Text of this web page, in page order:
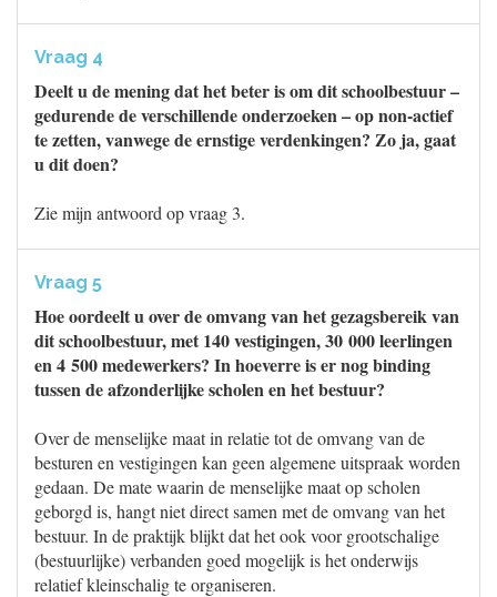
Vraag 4
Deelt u de mening dat het beter is om dit schoolbestuur –
gedurende de verschillende onderzoeken – op non-actief
te zetten, vanwege de ernstige verdenkingen? Zo ja, gaat
u dit doen?
Zie mijn antwoord op vraag 3.
Vraag 5
Hoe oordeelt u over de omvang van het gezagsbereik van
dit schoolbestuur, met 140 vestigingen, 30 000 leerlingen
en 4 500 medewerkers? In hoeverre is er nog binding
tussen de afzonderlijke scholen en het bestuur?
Over de menselijke maat in relatie tot de omvang van de
besturen en vestigingen kan geen algemene uitspraak worden
gedaan. De mate waarin de menselijke maat op scholen
geborgd is, hangt niet direct samen met de omvang van het
bestuur. In de praktijk blijkt dat het ook voor grootschalige
(bestuurlijke) verbanden goed mogelijk is het onderwijs
relatief kleinschalig te organiseren.